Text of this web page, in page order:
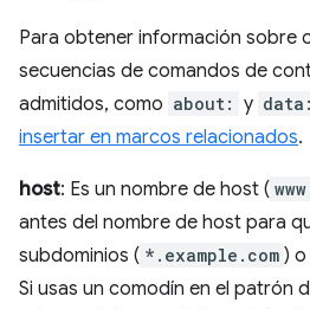
Para obtener información sobre
secuencias de comandos de
admitidos, como about: y data:
insertar en marcos relacionados.
host: Es un nombre de host (
antes del nombre de host para
subdominios ( *.example.com )
Si usas un comodín en el patrón